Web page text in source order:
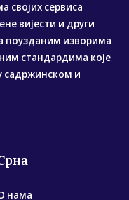
својих сервиса
вијести и други
поузданим изворима
стандардима које
садржинском и
нама